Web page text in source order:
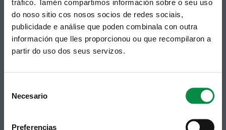
tráfico. Tamén compartimos información sobre o seu uso
do noso sitio cos nosos socios de redes sociais,
publicidade e análise que poden combinala con outra
información que lles proporcionou ou que recompilaron a
partir do uso dos seus servizos.
Selection
Necesario
Preferencias
Síguenos
Facebook
RSS
Instagram
Política de privacidad
Accesibilidad